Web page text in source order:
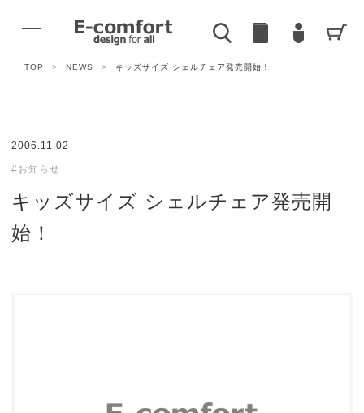
TOP > NEWS > キッズサイズ シェルチェア発売開始！
2006.11.02
#お知らせ
キッズサイズ シェルチェア発売開
始！